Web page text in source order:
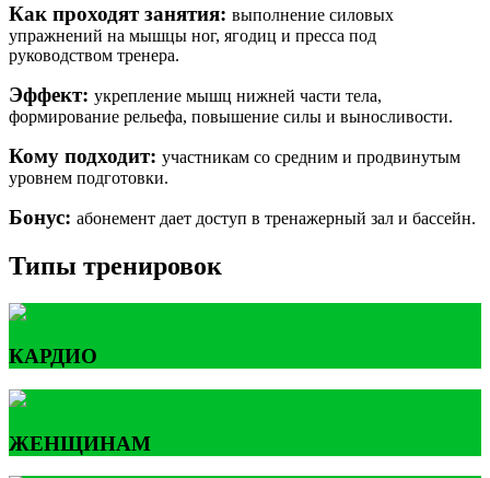
Как проходят занятия: выполнение силовых
упражнений на мышцы ног, ягодиц и пресса под
руководством тренера.
Эффект: укрепление мышц нижней части тела,
формирование рельефа, повышение силы и выносливости.
Кому подходит: участникам со средним и продвинутым
уровнем подготовки.
Бонус: абонемент дает доступ в тренажерный зал и бассейн.
Типы тренировок
КАРДИО
ЖЕНЩИНАМ